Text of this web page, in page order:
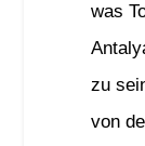
was
zu
von